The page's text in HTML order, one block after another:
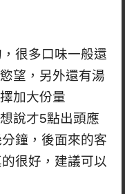
很多口味一般還
望，另外還有湯
加大份量
說才5點出頭應
鐘，後面來的客
很好，建議可以